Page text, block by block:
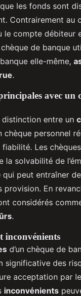
les fonds sont
Contrairement au
le compte débiteur
chèque de banque
elle-même,
.
avec un
entre un
chèque personnel
Les
la solvabilité de
qui peut entraîner
provision. En
considérés
.
inconvénients
d’un chèque de
significative des
acceptation par
inconvénients